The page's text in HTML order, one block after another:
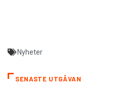
Nyheter
SENASTE UTGÅVAN